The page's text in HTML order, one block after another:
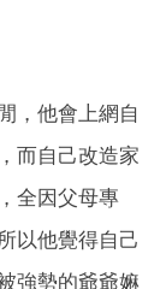
，他會上網自
而自己改造家
全因父母專
以他覺得自己
強勢的爺爺嫲